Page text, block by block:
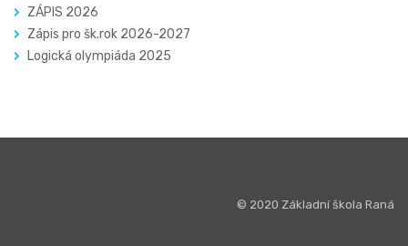
ZÁPIS 2026
Zápis pro šk.rok 2026-2027
Logická olympiáda 2025
© 2020 Základní škola Raná